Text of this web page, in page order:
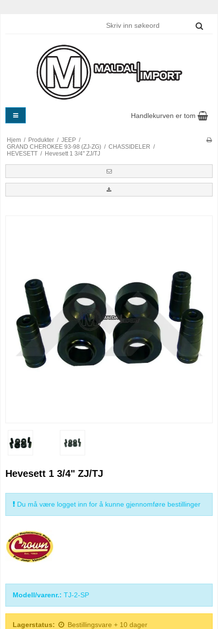
Handlekurven er tom
Hjem / Produkter / JEEP /
GRAND CHEROKEE 93-98 (ZJ-ZG) / CHASSIDELER /
HEVESETT / Hevesett 1 3/4" ZJ/TJ
Hevesett 1 3/4" ZJ/TJ
Du må være logget inn for å kunne gjennomføre bestillinger
Modell/varenr.: TJ-2-SP
Lagerstatus: Bestillingsvare + 10 dager